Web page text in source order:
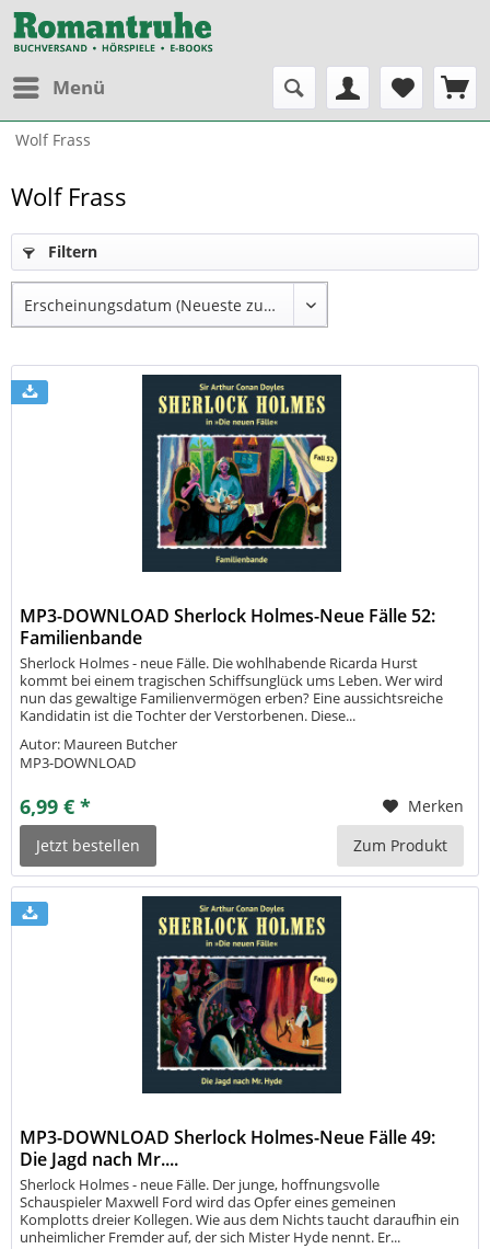
Menü
Wolf Frass
Wolf Frass
Filtern
MP3-DOWNLOAD Sherlock Holmes-Neue Fälle 52:
Familienbande
Sherlock Holmes - neue Fälle. Die wohlhabende Ricarda Hurst
kommt bei einem tragischen Schiffsunglück ums Leben. Wer wird
nun das gewaltige Familienvermögen erben? Eine aussichtsreiche
Kandidatin ist die Tochter der Verstorbenen. Diese...
Autor: Maureen Butcher
MP3-DOWNLOAD
6,99 € *
Merken
Jetzt bestellen
Zum Produkt
MP3-DOWNLOAD Sherlock Holmes-Neue Fälle 49:
Die Jagd nach Mr....
Sherlock Holmes - neue Fälle. Der junge, hoffnungsvolle
Schauspieler Maxwell Ford wird das Opfer eines gemeinen
Komplotts dreier Kollegen. Wie aus dem Nichts taucht daraufhin ein
unheimlicher Fremder auf, der sich Mister Hyde nennt. Er...